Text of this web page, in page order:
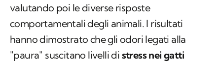
contesti emotivi (paura, felicità, stress fisico),
valutando poi le diverse risposte
comportamentali degli animali. I risultati
hanno dimostrato che gli odori legati alla